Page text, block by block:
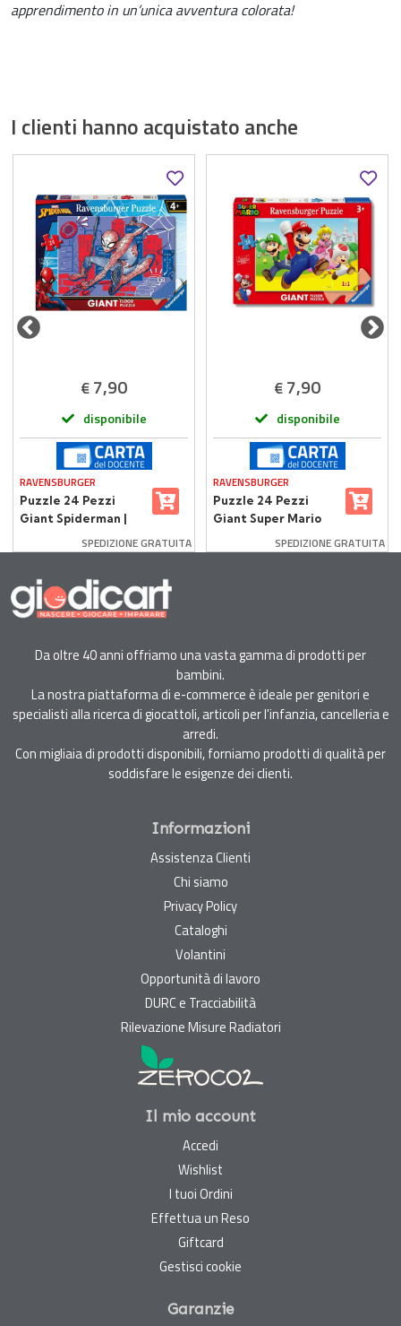
apprendimento in un’unica avventura colorata!
I clienti hanno acquistato anche
€7,90
disponibile
RAVENSBURGER
Puzzle 24 Pezzi
Giant Spiderman |
SPEDIZIONE GRATUITA
€7,90
disponibile
RAVENSBURGER
Puzzle 24 Pezzi
Giant Super Mario
SPEDIZIONE GRATUITA
Da oltre 40 anni offriamo una vasta gamma di prodotti per
bambini.
La nostra piattaforma di e-commerce è ideale per genitori e
specialisti alla ricerca di giocattoli, articoli per l'infanzia, cancelleria e
arredi.
Con migliaia di prodotti disponibili, forniamo prodotti di qualità per
soddisfare le esigenze dei clienti.
Informazioni
Assistenza Clienti
Chi siamo
Privacy Policy
Cataloghi
Volantini
Opportunità di lavoro
DURC e Tracciabilità
Rilevazione Misure Radiatori
Il mio account
Accedi
Wishlist
I tuoi Ordini
Effettua un Reso
Giftcard
Gestisci cookie
Garanzie